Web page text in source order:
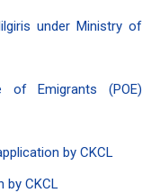
under Ministry of
of Emigrants (POE)
by CKCL
by CKCL